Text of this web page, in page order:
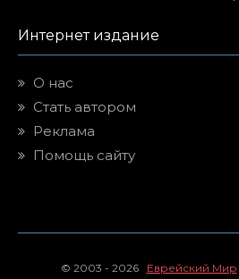
Интернет издание
О нас
Стать автором
Реклама
Помощь сайту
© 2003 - 2026 Еврейский Мир